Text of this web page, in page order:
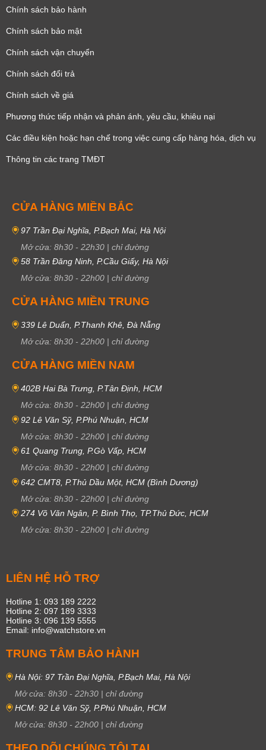
Chính sách bảo hành
Chính sách bảo mật
Chính sách vận chuyển
Chính sách đổi trả
Chính sách về giá
Phương thức tiếp nhận và phản ánh, yêu cầu, khiêu nại
Các điều kiện hoặc hạn chế trong việc cung cấp hàng hóa, dịch vụ
Thông tin các trang TMĐT
CỬA HÀNG MIỀN BẮC
97 Trần Đại Nghĩa, P.Bạch Mai, Hà Nội
Mở cửa: 8h30 - 22h30 | chỉ đường
58 Trần Đăng Ninh, P.Cầu Giấy, Hà Nội
Mở cửa: 8h30 - 22h00 | chỉ đường
CỬA HÀNG MIỀN TRUNG
339 Lê Duẩn, P.Thanh Khê, Đà Nẵng
Mở cửa: 8h30 - 22h00 | chỉ đường
CỬA HÀNG MIỀN NAM
402B Hai Bà Trưng, P.Tân Định, HCM
Mở cửa: 8h30 - 22h00 | chỉ đường
92 Lê Văn Sỹ, P.Phú Nhuận, HCM
Mở cửa: 8h30 - 22h00 | chỉ đường
61 Quang Trung, P.Gò Vấp, HCM
Mở cửa: 8h30 - 22h00 | chỉ đường
642 CMT8, P.Thủ Dầu Một, HCM (Bình Dương)
Mở cửa: 8h30 - 22h00 | chỉ đường
274 Võ Văn Ngân, P. Bình Thọ, TP.Thủ Đức, HCM
Mở cửa: 8h30 - 22h00 | chỉ đường
LIÊN HỆ HỖ TRỢ
Hotline 1: 093 189 2222
Hotline 2: 097 189 3333
Hotline 3: 096 139 5555
Email: info@watchstore.vn
TRUNG TÂM BẢO HÀNH
Hà Nội: 97 Trần Đại Nghĩa, P.Bạch Mai, Hà Nội
Mở cửa: 8h30 - 22h30 | chỉ đường
HCM: 92 Lê Văn Sỹ, P.Phú Nhuận, HCM
Mở cửa: 8h30 - 22h00 | chỉ đường